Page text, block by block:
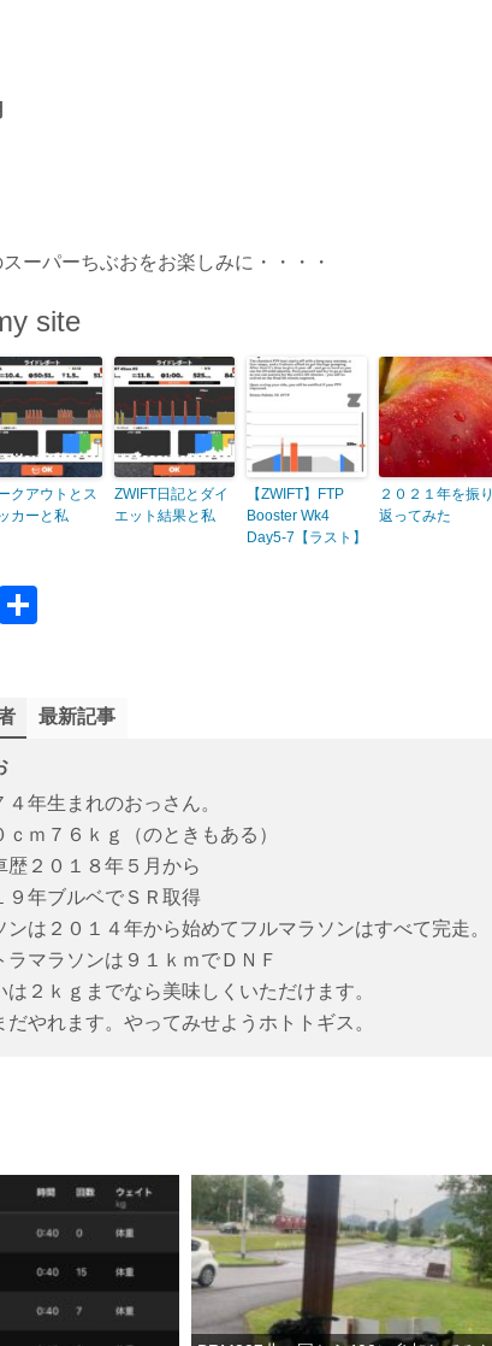
ーパーちぶおをお楽しみに・・・・
site
クアウトとス
カーと私
ZWIFT日記とダイ
エット結果と私
【ZWIFT】FTP
Booster Wk4
Day5-7【ラスト】
２０２１年を振り
返ってみた
E
最新記事
４年生まれのおっさん。
ｃｍ７６ｋｇ（のときもある）
歴２０１８年５月から
９年ブルベでＳＲ取得
ンは２０１４年から始めてフルマラソンはすべて完走。
ラマラソンは９１ｋｍでＤＮＦ
は２ｋｇまでなら美味しくいただけます。
だやれます。やってみせようホトトギス。